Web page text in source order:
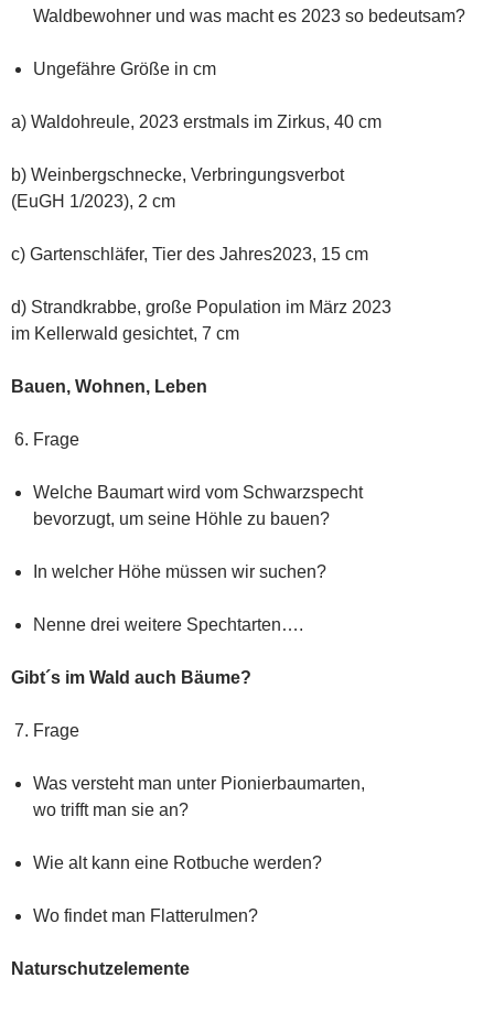
Waldbewohner und was macht es 2023 so bedeutsam?
Ungefähre Größe in cm
a) Waldohreule, 2023 erstmals im Zirkus, 40 cm
b) Weinbergschnecke, Verbringungsverbot
(EuGH 1/2023), 2 cm
c) Gartenschläfer, Tier des Jahres2023, 15 cm
d) Strandkrabbe, große Population im März 2023
im Kellerwald gesichtet, 7 cm
Bauen, Wohnen, Leben
Frage
Welche Baumart wird vom Schwarzspecht
bevorzugt, um seine Höhle zu bauen?
In welcher Höhe müssen wir suchen?
Nenne drei weitere Spechtarten….
Gibt´s im Wald auch Bäume?
Frage
Was versteht man unter Pionierbaumarten,
wo trifft man sie an?
Wie alt kann eine Rotbuche werden?
Wo findet man Flatterulmen?
Naturschutzelemente